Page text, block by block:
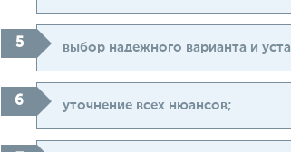
выбор надежного варианта и
уточнение всех нюансов;